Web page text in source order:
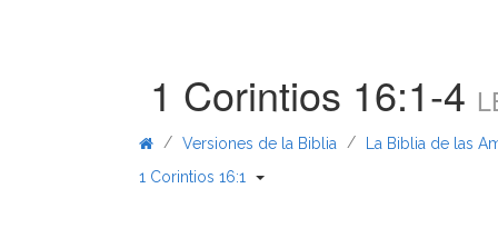
1 Corintios 16:1-4
/ Versiones de la Biblia / La Biblia de las
1 Corintios 16:1
{{